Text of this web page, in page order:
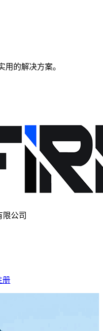
用的解决方案。
公司
册